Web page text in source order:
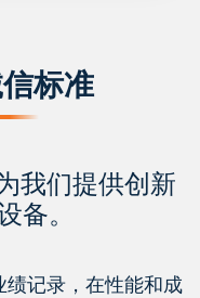
标准
我们提供创新
备。
记录，在性能和成